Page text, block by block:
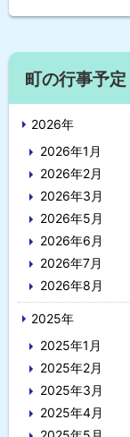
に
戻
サ
イ
ド
町の行事予定
2026年
2026年1月
2026年2月
2026年3月
2026年5月
2026年6月
2026年7月
2026年8月
2025年
2025年1月
2025年2月
2025年3月
2025年4月